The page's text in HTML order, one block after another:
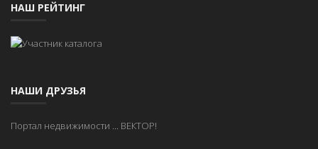
НАШ РЕЙТИНГ
НАШИ ДРУЗЬЯ
Портал недвижимости ... ВЕКТОР!